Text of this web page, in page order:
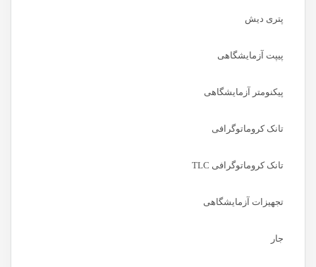
پتری دیش
پیپت آزمایشگاهی
پیکنومتر آزمایشگاهی
تانک کروماتوگرافی
تانک کروماتوگرافی TLC
تجهیزات آزمایشگاهی
جار